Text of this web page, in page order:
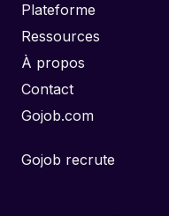
Plateforme
Ressources
À propos
Contact
Gojob.com
Gojob recrute